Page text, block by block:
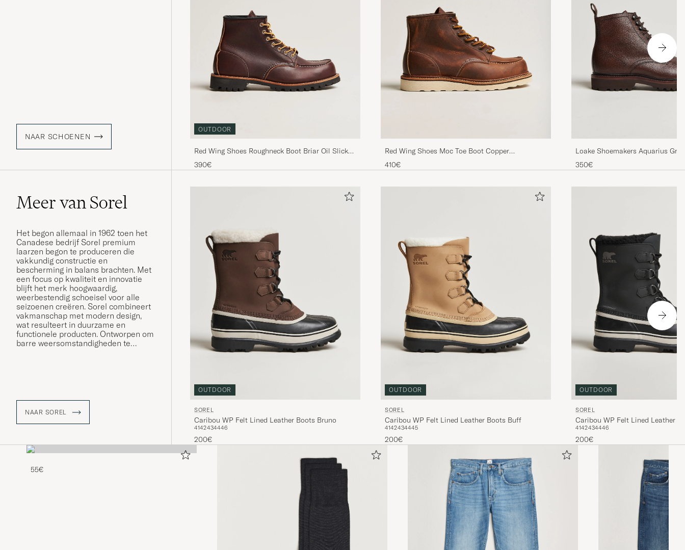
NAAR SCHOENEN
OUTDOOR
Red Wing Shoes Roughneck Boot Briar Oil Slick
Leather
390€
Red Wing Shoes Moc Toe Boot Copper
Rough/Though Leather
410€
Loake Shoemakers Aquarius
Boot Dark Brown
350€
Meer van Sorel
Het begon allemaal in 1962 toen het
Canadese bedrijf Sorel premium
laarzen begon te produceren die
vakkundig constructie en
bescherming in balans brachten. Met
een focus op kwaliteit en innovatie
blijft het merk hoogwaardig,
weerbestendig schoeisel voor alle
seizoenen creëren. Sorel combineert
vakmanschap met modern design,
wat resulteert in duurzame en
functionele producten. Ontworpen om
barre weersomstandigheden te
NAAR SOREL
OUTDOOR
SOREL
Caribou WP Felt Lined Leather Boots Bruno
4142434446
200€
OUTDOOR
SOREL
Caribou WP Felt Lined Leather Boots Buff
4142434445
200€
OUTDOOR
SOREL
Caribou WP Felt Lined Leather
4142434446
200€
55€